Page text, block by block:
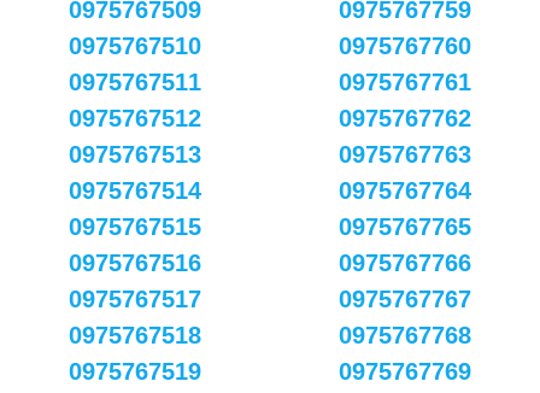
0975767509
0975767510
0975767511
0975767512
0975767513
0975767514
0975767515
0975767516
0975767517
0975767518
0975767519
0975767759
0975767760
0975767761
0975767762
0975767763
0975767764
0975767765
0975767766
0975767767
0975767768
0975767769